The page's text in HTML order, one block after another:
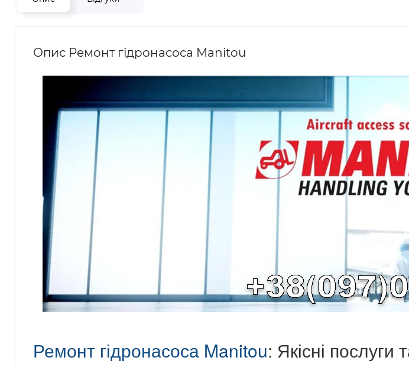
Опис Ремонт гідронасоса Manitou
Ремонт гідронасоса Manitou: Якісні послуги